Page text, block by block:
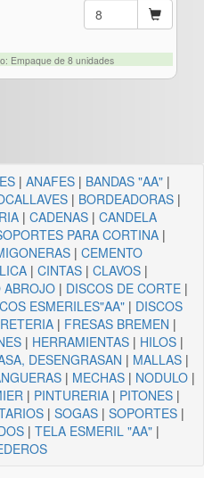
Empaque de 8 unidades
| ANAFES| BANDAS "AA"|
| BORDEADORAS |
| CADENAS | CANDELA
PARA CORTINA |
| CEMENTO
| CINTAS| CLAVOS|
ABROJO| DISCOS DE CORTE|
ESMERILES"AA"| DISCOS
| FRESAS BREMEN |
| HERRAMIENTAS| HILOS|
DESENGRASAN | MALLAS|
| MECHAS| NODULO|
| PINTURERIA| PITONES|
| SOGAS | SOPORTES |
| TELA ESMERIL "AA" |